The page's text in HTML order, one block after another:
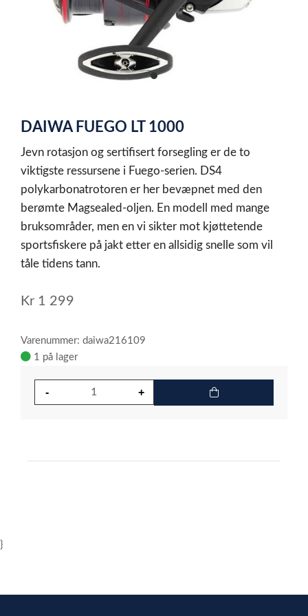
item
of
1
DAIWA FUEGO LT 1000
Jevn rotasjon og sertifisert forsegling er de to
viktigste ressursene i Fuego-serien. DS4
polykarbonatrotoren er her bevæpnet med den
berømte Magsealed-oljen. En modell med mange
bruksområder, men en vi sikter mot kjøttetende
sportsfiskere på jakt etter en allsidig snelle som vil
tåle tidens tann.
Kr 1 299
Varenummer: daiwa216109
1 på lager
}